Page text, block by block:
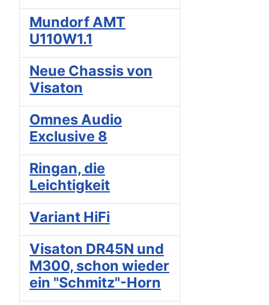
Mundorf AMT
U110W1.1
Neue Chassis von
Visaton
Omnes Audio
Exclusive 8
Ringan, die
Leichtigkeit
Variant HiFi
Visaton DR45N und
M300, schon wieder
ein "Schmitz"-Horn